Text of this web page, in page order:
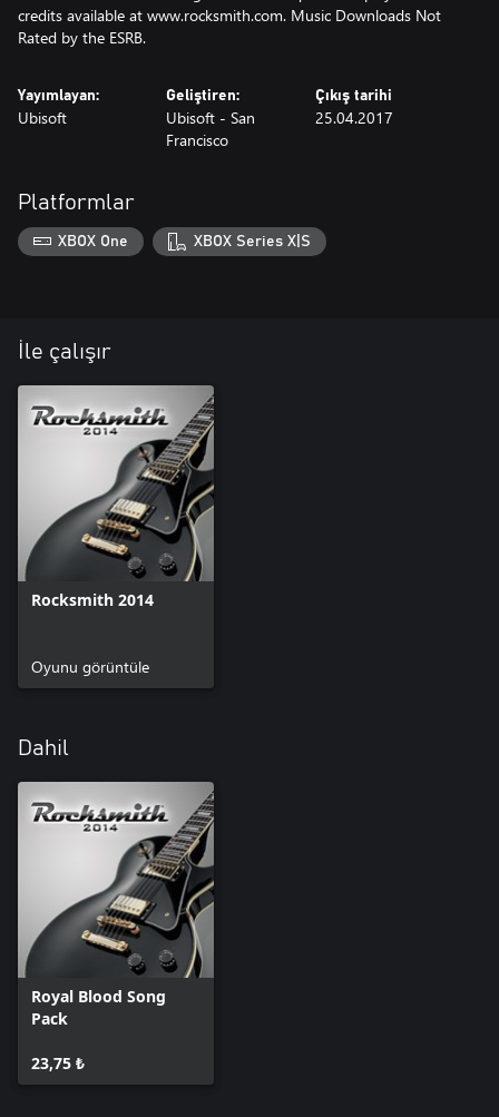
credits available at www.rocksmith.com. Music Downloads Not
Rated by the ESRB.
Yayımlayan:
Ubisoft
Geliştiren:
Ubisoft - San
Francisco
Çıkış tarihi
25.04.2017
Platformlar
XBOX One XBOX Series X|S
İle çalışır
Rocksmith 2014
Oyunu görüntüle
Dahil
Royal Blood Song
Pack
23,75 ₺